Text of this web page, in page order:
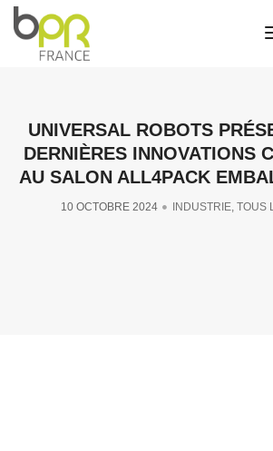
UNIVERSAL ROBOTS
DERNIÈRES INNOVATIONS
AU SALON ALL4PACK
10 OCTOBRE 2024 INDUSTRIE, TOUS